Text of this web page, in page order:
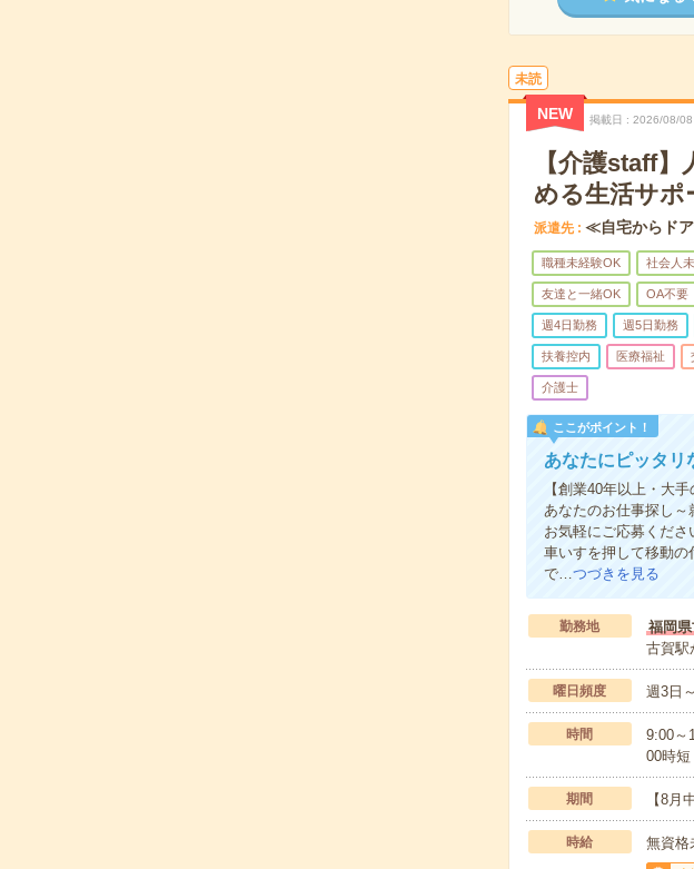
未読
NEW 掲載日 2026/08/08
【介護staff
める生活サポ
派遣先 ≪自宅からドア
職種未経験OK 社会人
友達と一緒OK OA不要
週4日勤務 週5日勤務
扶養控内 医療福祉
介護士
ここがポイント！
あなたにピッタリ
【創業40年以上・大
あなたのお仕事探し
お気軽にご応募くださ
車いすを押して移動の
で…つづきを見る
勤務地
福岡
古賀駅
曜日頻度 週3日
時間
9:00～
00時
期間 【8月
時給 無資